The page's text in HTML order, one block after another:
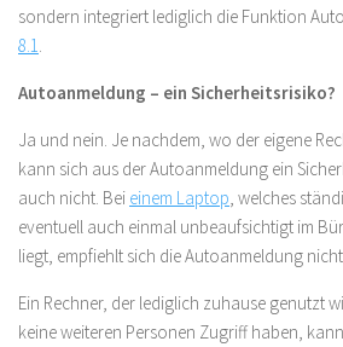
sondern integriert lediglich die Funktion
8.1
Autoanmeldung – ein Sicherheitsrisiko?
Ja und nein. Je nachdem, wo der eigene
kann sich aus der Autoanmeldung ein
auch nicht. Bei einem Laptop , welches
eventuell auch einmal unbeaufsichtigt im
liegt, empfiehlt sich die Autoanmeldung
Ein Rechner, der lediglich zuhause genutzt
keine weiteren Personen Zugriff haben,